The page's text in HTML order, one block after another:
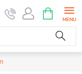
NÁKUPNÍ
KOŠÍK